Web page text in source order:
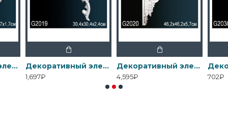
Декоративный элемент G2012 Перфект Декоративный элемент G2019 Перфект
1,697₽
Декоративный элемент G2020 Перфект
4,595₽ 702₽